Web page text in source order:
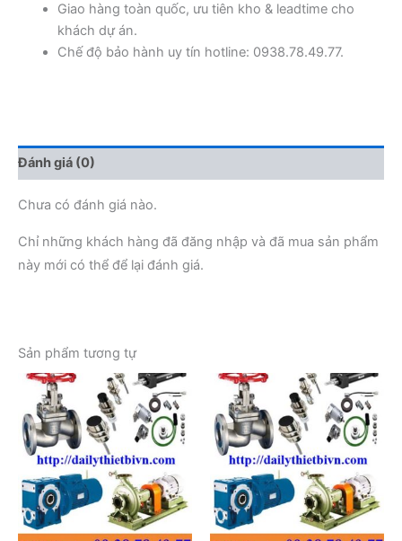
Giao hàng toàn quốc, ưu tiên kho & leadtime cho
khách dự án.
Chế độ bảo hành uy tín hotline: 0938.78.49.77.
Đánh giá (0)
Chưa có đánh giá nào.
Chỉ những khách hàng đã đăng nhập và đã mua sản phẩm
này mới có thể để lại đánh giá.
Sản phẩm tương tự